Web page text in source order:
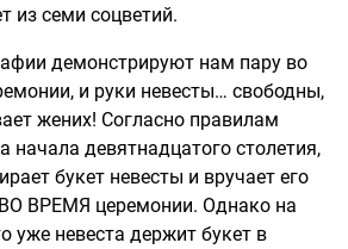
из семи соцветий.
демонстрируют нам пару во
и руки невесты… свободны,
жених! Согласно правилам
начала девятнадцатого столетия,
букет невесты и вручает его
ВРЕМЯ церемонии. Однако на
уже невеста держит букет в